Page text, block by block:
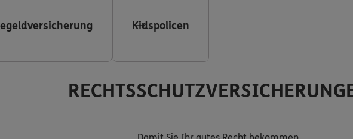
Kidspolicen